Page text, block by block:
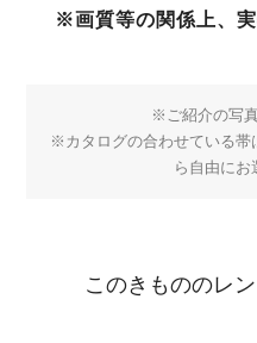
※画質等の関係上、実
※ご紹介の写
※カタログの合わせている帯
ら自由にお
このきもののレ